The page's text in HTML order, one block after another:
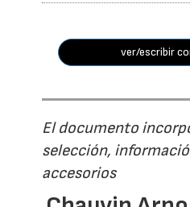
ver/escribir
El documento
selección,
accesorios